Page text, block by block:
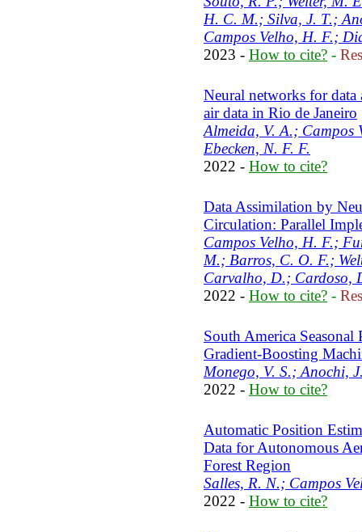
H. C. M.; Silva, J. T.;
Campos Velho, H. F.;
2023 - How to cite? -
Neural networks for data
air data in Rio de Janeiro
Almeida, V. A.;
Ebecken, N. F. F.
2022 - How to cite?
Data Assimilation by
Circulation: Parallel
Campos Velho, H. F.;
M.; Barros, C. O. F.;
Carvalho, D.; Cardoso,
2022 - How to cite? -
South America
Gradient-Boosting
Monego, V. S.; Anochi,
2022 - How to cite?
Automatic Position
Data for Autonomous
Forest Region
Salles, R. N.; Campos
2022 - How to cite?